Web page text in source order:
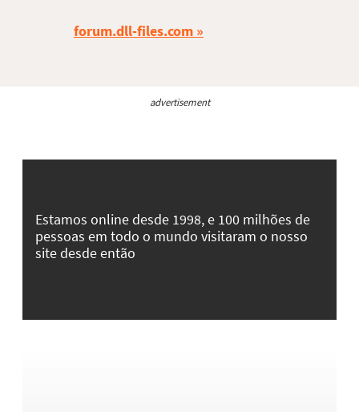
forum.dll-files.com
advertisement
Estamos online desde 1998, e 100 milhões de
pessoas em todo o mundo visitaram o nosso
site desde então